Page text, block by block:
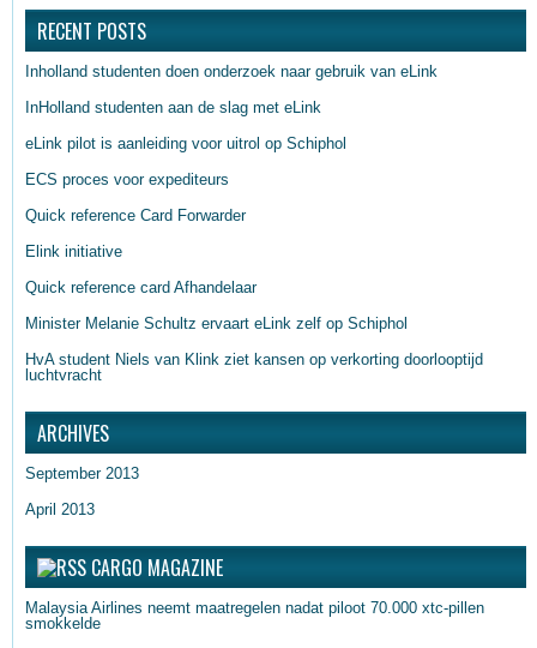
RECENT POSTS
Inholland studenten doen onderzoek naar gebruik van eLink
InHolland studenten aan de slag met eLink
eLink pilot is aanleiding voor uitrol op Schiphol
ECS proces voor expediteurs
Quick reference Card Forwarder
Elink initiative
Quick reference card Afhandelaar
Minister Melanie Schultz ervaart eLink zelf op Schiphol
HvA student Niels van Klink ziet kansen op verkorting doorlooptijd
luchtvracht
ARCHIVES
September 2013
April 2013
CARGO MAGAZINE
Malaysia Airlines neemt maatregelen nadat piloot 70.000 xtc-pillen
smokkelde